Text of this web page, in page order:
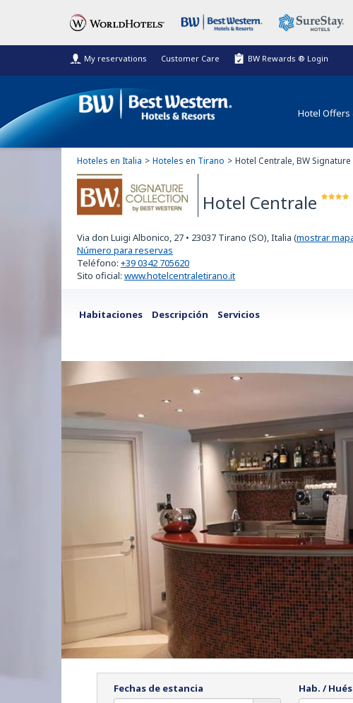
My reservations Customer Care BW Rewards ® Login
Hotel Offers
Hoteles en Italia Hoteles en Tirano Hotel Centrale, BW
BW Signature
Collection
Hotel Centrale
Via don Luigi Albonico, 27 • 23037 Tirano (SO), Italia (mostrar
Número para reservas
Teléfono: +39 0342 705620
Sito oficial: www.hotelcentraletirano.it
Habitaciones Descripción Servicios
Fechas de estancia Hab. /